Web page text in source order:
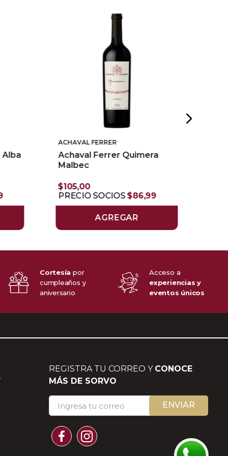
Alba
ACHAVAL FERRER
Achaval Ferrer Quimera
Malbec
$105,00
PRECIO SOCIOS$86,99
AGREGAR
Cortesía por
cumpleaños y
aniversario
Acceso a
experiencias y
eventos únicos
REGISTRA TU CORREO Y CONOCE
MÁS DE SORVO
ENVIAR